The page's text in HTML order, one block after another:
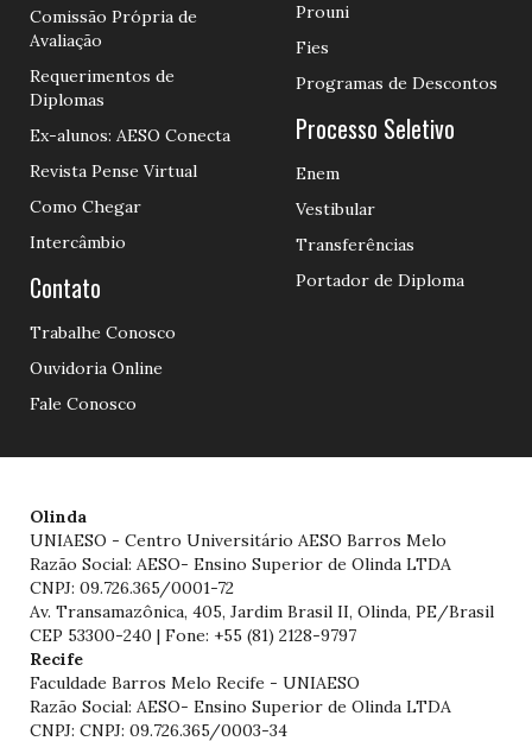
Comissão Própria de
Avaliação
Requerimentos de
Diplomas
Ex-alunos: AESO Conecta
Revista Pense Virtual
Como Chegar
Intercâmbio
Contato
Trabalhe Conosco
Ouvidoria Online
Fale Conosco
Prouni
Fies
Programas de Descontos
Processo Seletivo
Enem
Vestibular
Transferências
Portador de Diploma
Olinda
UNIAESO - Centro Universitário AESO Barros Melo
Razão Social: AESO- Ensino Superior de Olinda LTDA
CNPJ: 09.726.365/0001-72
Av. Transamazônica, 405, Jardim Brasil II, Olinda, PE/Brasil
CEP 53300-240 | Fone: +55 (81) 2128-9797
Recife
Faculdade Barros Melo Recife - UNIAESO
Razão Social: AESO- Ensino Superior de Olinda LTDA
CNPJ: CNPJ: 09.726.365/0003-34